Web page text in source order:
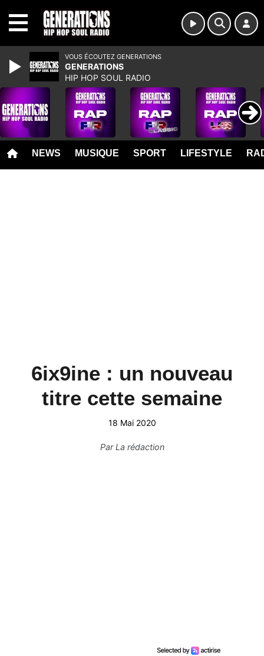
NEWS MUSIQUE SPORT LIFESTYLE
6ix9ine : un nouveau
titre cette semaine
18 Mai 2020
ParLa rédaction
VOUS ÉCOUTEZ GENERATIONS
GENERATIONS
HIP HOP SOUL RADIO